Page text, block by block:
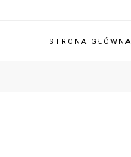
STRONA GŁÓWNA